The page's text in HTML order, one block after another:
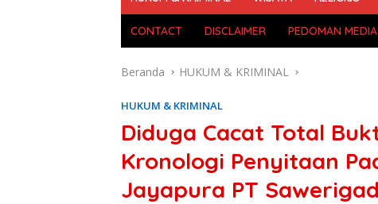
CONTACT DISCLAIMER PEDOMAN
Beranda HUKUM & KRIMINAL
HUKUM & KRIMINAL
Diduga Cacat Total
Kronologi Penyitaan
Jayapura PT